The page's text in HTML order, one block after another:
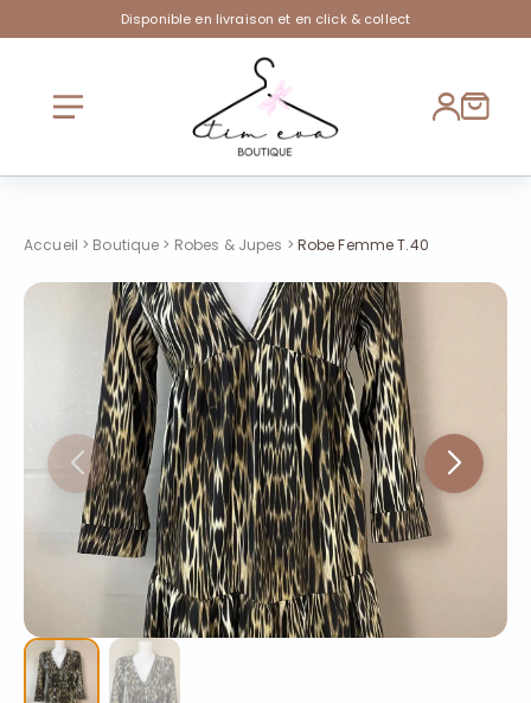
Disponible en livraison et en click & collect
Accueil > Boutique > Robes & Jupes > Robe Femme T.40